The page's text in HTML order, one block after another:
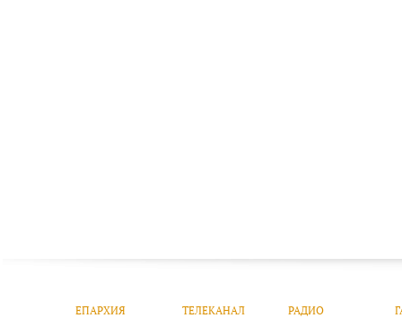
ЕПАРХИЯ
ТЕЛЕКАНАЛ
РАДИО